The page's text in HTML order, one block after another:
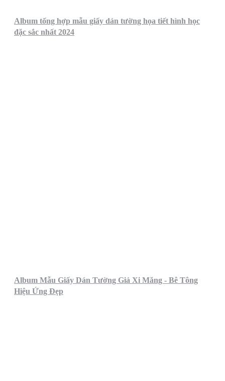
Album tổng hợp mẫu giấy dán tường họa tiết hình học
đặc sắc nhất 2024
Album Mẫu Giấy Dán Tường Giả Xi Măng - Bê Tông
Hiệu Ứng Đẹp